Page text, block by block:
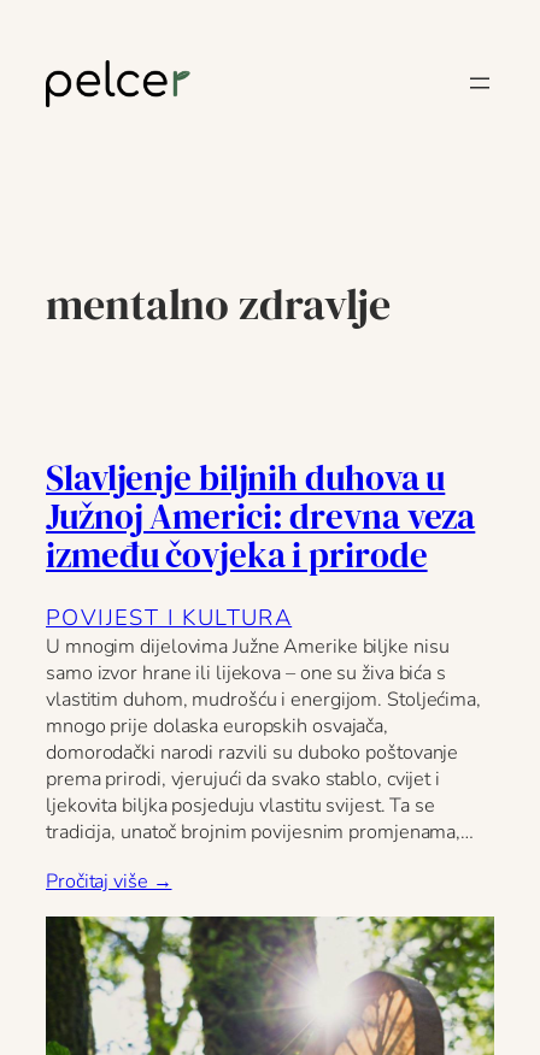
sadržaja
mentalno zdravlje
Slavljenje biljnih duhova u
Južnoj Americi: drevna veza
između čovjeka i prirode
POVIJEST I KULTURA
U mnogim dijelovima Južne Amerike biljke nisu
samo izvor hrane ili lijekova – one su živa bića s
vlastitim duhom, mudrošću i energijom. Stoljećima,
mnogo prije dolaska europskih osvajača,
domorodački narodi razvili su duboko poštovanje
prema prirodi, vjerujući da svako stablo, cvijet i
ljekovita biljka posjeduju vlastitu svijest. Ta se
tradicija, unatoč brojnim povijesnim promjenama,…
Pročitaj više →